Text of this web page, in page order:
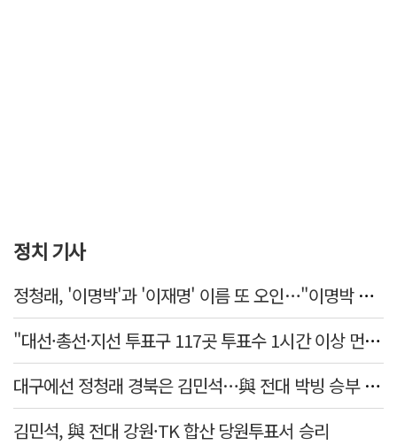
정치 기사
정청래, '이명박'과 '이재명' 이름 또 오인…"이명박 대통령 임기안에 반도체 제품 출시"
"대선·총선·지선 투표구 117곳 투표수 1시간 이상 먼저 입력"
대구에선 정청래 경북은 김민석…與 전대 박빙 승부 이어간다
김민석, 與 전대 강원·TK 합산 당원투표서 승리